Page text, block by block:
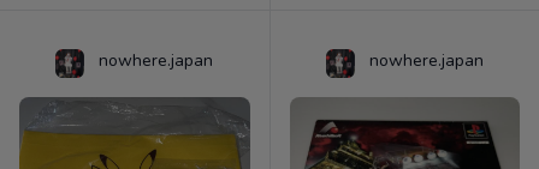
nowhere.japan nowhere.japan